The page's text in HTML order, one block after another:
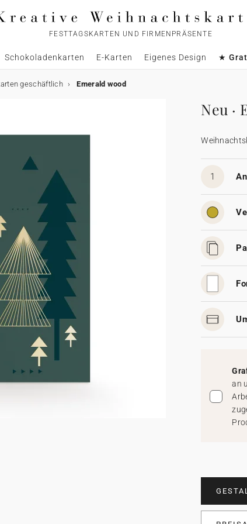
FESTTAGSKARTEN UND FIRMENPRÄSENTE
Schokoladenkarten E-Karten Eigenes Design ★
geschäftlich Emerald wood
Neu ·
1
an